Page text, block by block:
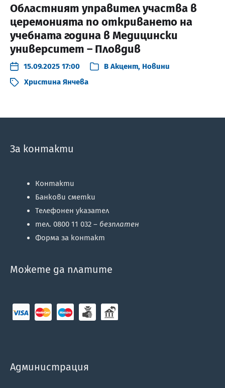
Областният управител участва в
церемонията по откриването на
учебната година в Медицински
университет – Пловдив
15.09.2025 17:00 В Акцент, Новини
Христина Янчева
За контакти
Контакти
Банкови сметки
Телефонен указател
тел. 0800 11 032 – безплатен
Форма за контакт
Можете да платите
Администрация